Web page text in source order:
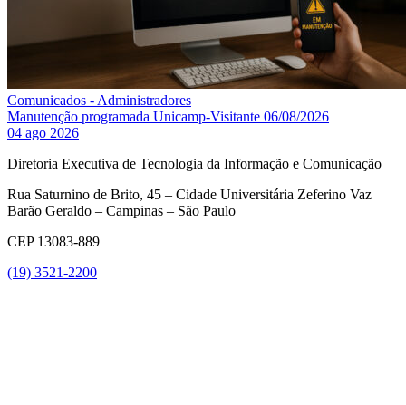
Comunicados - Administradores
Manutenção programada Unicamp-Visitante 06/08/2026
04 ago 2026
Diretoria Executiva de Tecnologia da Informação e Comunicação
Rua Saturnino de Brito, 45 – Cidade Universitária Zeferino Vaz
Barão Geraldo – Campinas – São Paulo
CEP 13083-889
(19) 3521-2200